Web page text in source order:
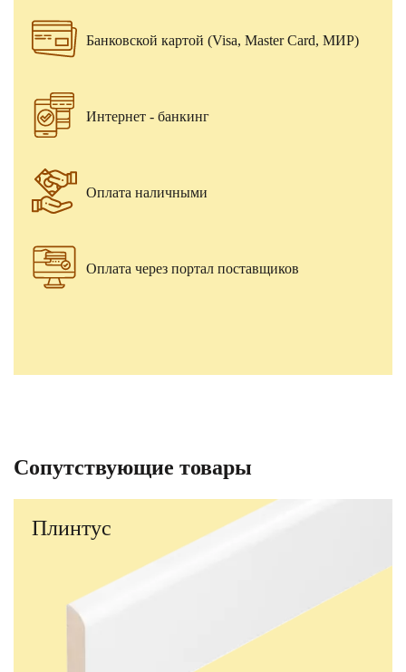
Банковской картой (Visa, Master Card, МИР)
Интернет - банкинг
Оплата наличными
Оплата через портал поставщиков
Сопутствующие товары
Плинтус